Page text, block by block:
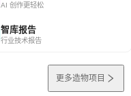
AI 创作更轻松
智库报告
行业技术报告
更多造物项目